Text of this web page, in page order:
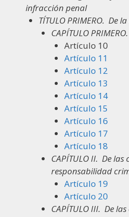
infracción penal
TÍTULO PRIMERO. De
CAPÍTULO PRIMERO.
Artículo 10
Artículo 11
Artículo 12
Artículo 13
Artículo 14
Artículo 15
Artículo 16
Artículo 17
Artículo 18
CAPÍTULO II. De las
responsabilidad
Artículo 19
Artículo 20
CAPÍTULO III. De